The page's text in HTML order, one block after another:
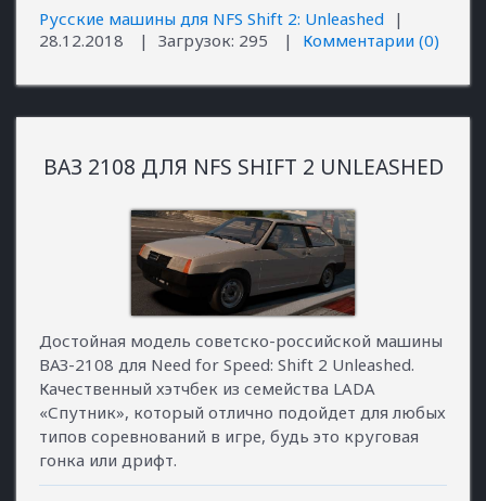
Русские машины для NFS Shift 2: Unleashed
|
28.12.2018
| Загрузок: 295 | Комментарии (0)
ВАЗ 2108 ДЛЯ NFS SHIFT 2 UNLEASHED
Достойная модель советско-российской машины
ВАЗ-2108 для Need for Speed: Shift 2 Unleashed.
Качественный хэтчбек из семейства LADA
«Спутник», который отлично подойдет для любых
типов соревнований в игре, будь это круговая
гонка или дрифт.